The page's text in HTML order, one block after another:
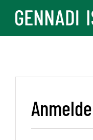
content